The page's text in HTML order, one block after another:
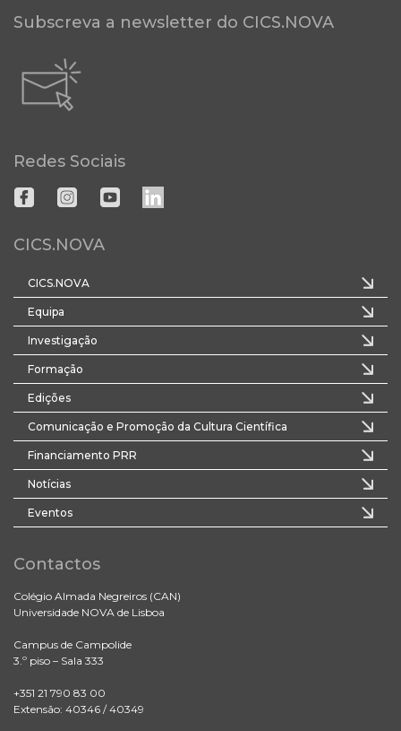
Subscreva a newsletter do CICS.NOVA
Redes Sociais
CICS.NOVA
CICS.NOVA
Equipa
Investigação
Formação
Edições
Comunicação e Promoção da Cultura Científica
Financiamento PRR
Notícias
Eventos
Contactos
Colégio Almada Negreiros (CAN)
Universidade NOVA de Lisboa
Campus de Campolide
3.º piso – Sala 333
+351 21 790 83 00
Extensão: 40346 / 40349